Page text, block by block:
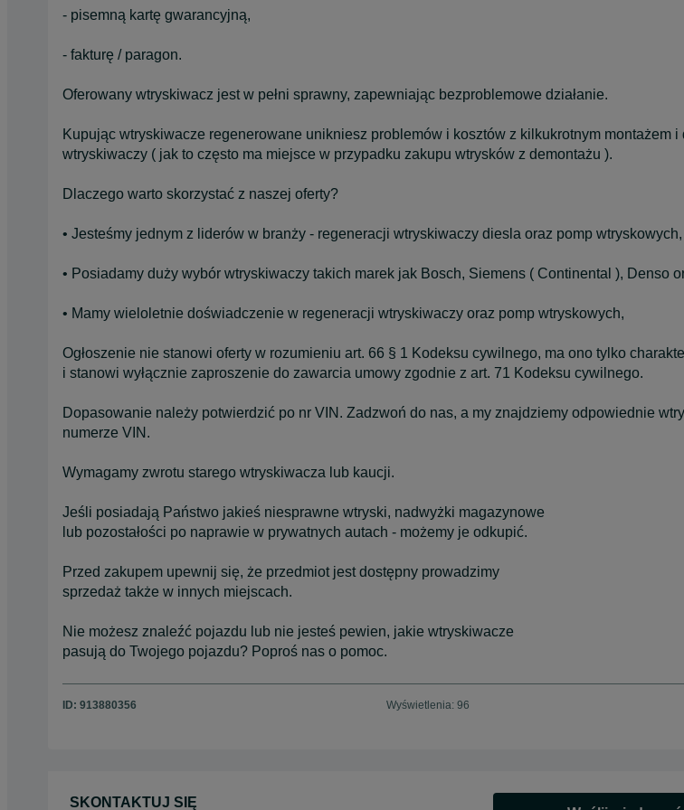
- pisemną kartę gwarancyjną,
- fakturę / paragon.
Oferowany wtryskiwacz jest w pełni sprawny, zapewniając bezproblemowe działanie.
Kupując wtryskiwacze regenerowane unikniesz problemów i kosztów z kilkukrotnym montażem i
wtryskiwaczy ( jak to często ma miejsce w przypadku zakupu wtrysków z demontażu ).
Dlaczego warto skorzystać z naszej oferty?
• Jesteśmy jednym z liderów w branży - regeneracji wtryskiwaczy diesla oraz pomp wtryskowych,
• Posiadamy duży wybór wtryskiwaczy takich marek jak Bosch, Siemens ( Continental ), Denso
• Mamy wieloletnie doświadczenie w regeneracji wtryskiwaczy oraz pomp wtryskowych,
Ogłoszenie nie stanowi oferty w rozumieniu art. 66 § 1 Kodeksu cywilnego, ma ono tylko
i stanowi wyłącznie zaproszenie do zawarcia umowy zgodnie z art. 71 Kodeksu cywilnego.
Dopasowanie należy potwierdzić po nr VIN. Zadzwoń do nas, a my znajdziemy odpowiednie
numerze VIN.
Wymagamy zwrotu starego wtryskiwacza lub kaucji.
Jeśli posiadają Państwo jakieś niesprawne wtryski, nadwyżki magazynowe
lub pozostałości po naprawie w prywatnych autach - możemy je odkupić.
Przed zakupem upewnij się, że przedmiot jest dostępny prowadzimy
sprzedaż także w innych miejscach.
Nie możesz znaleźć pojazdu lub nie jesteś pewien, jakie wtryskiwacze
pasują do Twojego pojazdu? Poproś nas o pomoc.
ID: 913880356 Wyświetlenia: 96
SKONTAKTUJ SIĘ